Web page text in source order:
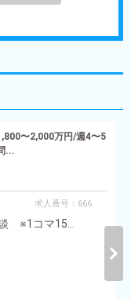
〜2,000万円/週4〜5
...
求人番号：666
※1コマ15...